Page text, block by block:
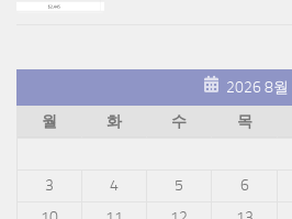
2026 8월
월
화 수 목
3
4 5 6